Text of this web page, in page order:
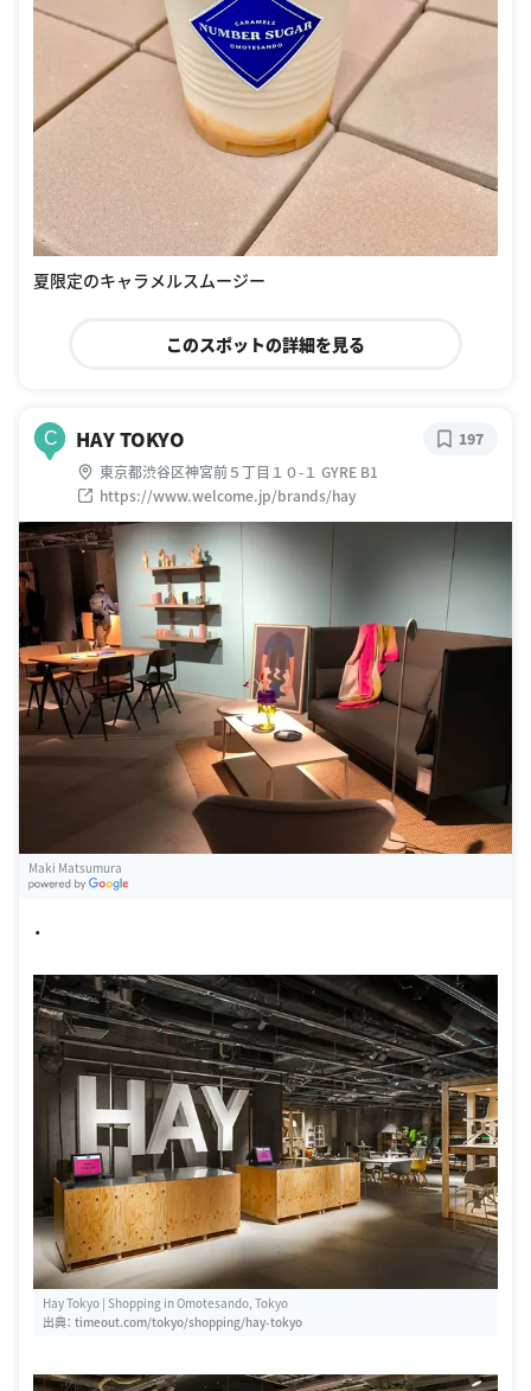
夏限定のキャラメルスムージー
このスポットの詳細を見る
C HAY TOKYO
東京都渋谷区神宮前５丁目１０-１ GYRE B1
https://www.welcome.jp/brands/hay
197
Maki Matsumura
・
Hay Tokyo | Shopping in Omotesando, Tokyo
出典： timeout.com/tokyo/shopping/hay-tokyo